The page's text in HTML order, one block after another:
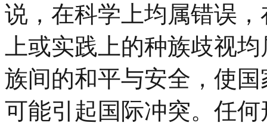
说，在科学上均属错误
上或实践上的种族歧视
族间的和平与安全，使
可能引起国际冲突。任